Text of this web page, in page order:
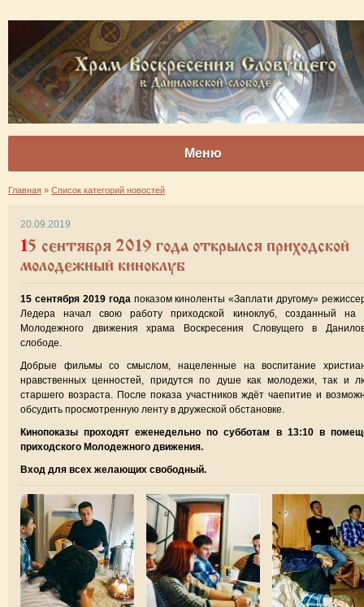
Меню
Главная » Список категорий новостей
20.09.2019
15 сентября 2019 года открылся приходской
молодежный киноклуб
15 сентября 2019 года показом киноленты «Заплати другому»
Ледера начал свою работу приходской киноклуб, созданный на
Молодежного движения храма Воскресения Словущего в
слободе.
Добрые фильмы со смыслом, нацеленные на воспитание
нравственных ценностей, придутся по душе как молодежи, так и
старшего возраста. После показа участников ждёт чаепитие и
обсудить просмотренную ленту в дружеской обстановке.
Кинопоказы проходят еженедельно по субботам в 13:10 в
приходского Молодежного движения.
Вход для всех желающих свободный.